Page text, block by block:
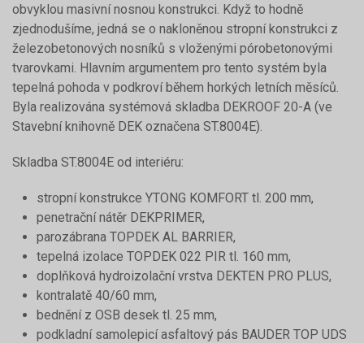
obvyklou masivní nosnou konstrukci. Když to hodně
zjednodušíme, jedná se o nakloněnou stropní konstrukci z
železobetonových nosníků s vloženými pórobetonovými
tvarovkami. Hlavním argumentem pro tento systém byla
tepelná pohoda v podkroví během horkých letních měsíců.
Byla realizována systémová skladba DEKROOF 20-A (ve
Stavební knihovně DEK označena ST.8004E).
Skladba ST.8004E od interiéru:
stropní konstrukce YTONG KOMFORT tl. 200 mm,
penetrační nátěr DEKPRIMER,
parozábrana TOPDEK AL BARRIER,
tepelná izolace TOPDEK 022 PIR tl. 160 mm,
doplňková hydroizolační vrstva DEKTEN PRO PLUS,
kontralatě 40/60 mm,
bednění z OSB desek tl. 25 mm,
podkladní samolepicí asfaltový pás BAUDER TOP UDS